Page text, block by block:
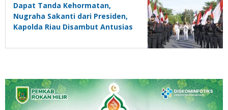
Dapat Tanda Kehormatan,
Nugraha Sakanti dari Presiden,
Kapolda Riau Disambut Antusias
Masyarakat